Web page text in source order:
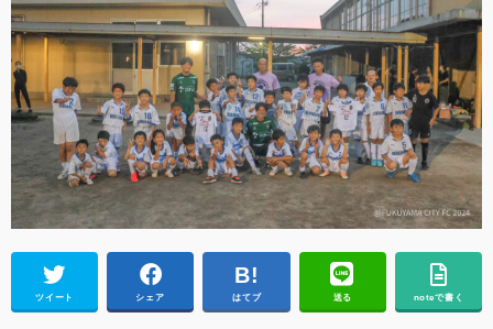
ツイート シェア はてブ 送る noteで書く